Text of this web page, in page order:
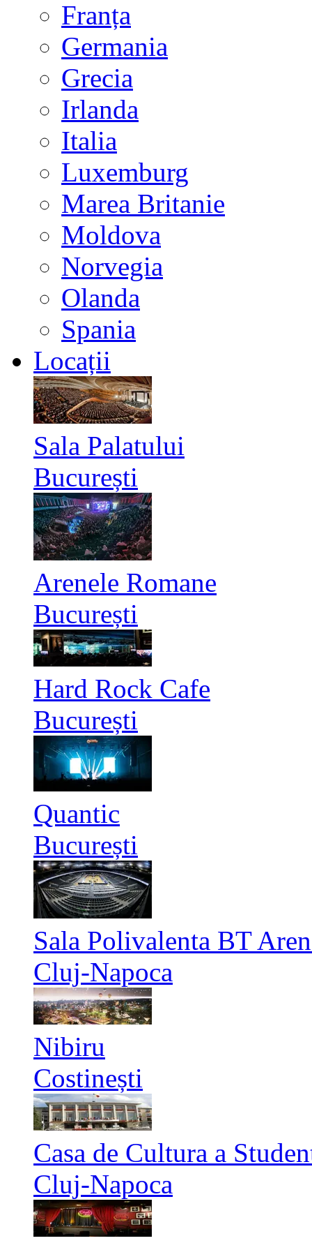
Franța
Germania
Grecia
Irlanda
Italia
Luxemburg
Marea Britanie
Moldova
Norvegia
Olanda
Spania
Locații
Sala Palatului
București
Arenele Romane
București
Hard Rock Cafe
București
Quantic
București
Sala Polivalenta BT
Cluj-Napoca
Nibiru
Costinești
Casa de Cultura a
Cluj-Napoca